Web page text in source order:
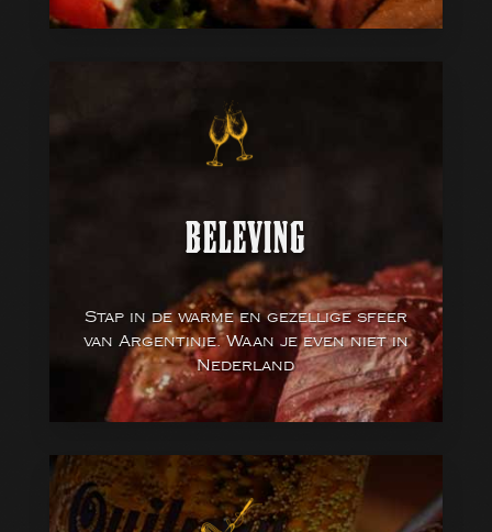
BELEVING
Stap in de warme en gezellige sfeer
van Argentinie. Waan je even niet in
Nederland